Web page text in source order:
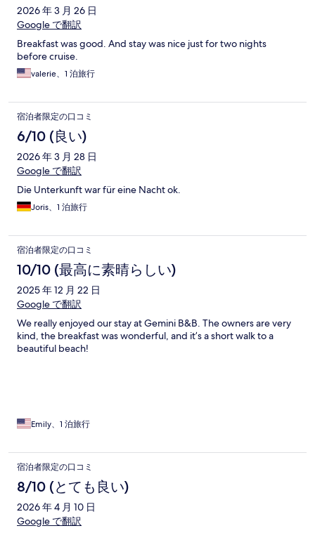
2026 年 3 月 26 日
Google で翻訳
Breakfast was good. And stay was nice just for two nights
before cruise.
valerie、1 泊旅行
宿泊者限定の口コミ
6/10 (良い)
2026 年 3 月 28 日
Google で翻訳
Die Unterkunft war für eine Nacht ok.
Joris、1 泊旅行
宿泊者限定の口コミ
10/10 (最高に素晴らしい)
2025 年 12 月 22 日
Google で翻訳
We really enjoyed our stay at Gemini B&B. The owners are very
kind, the breakfast was wonderful, and it’s a short walk to a
beautiful beach!
Emily、1 泊旅行
宿泊者限定の口コミ
8/10 (とても良い)
2026 年 4 月 10 日
Google で翻訳